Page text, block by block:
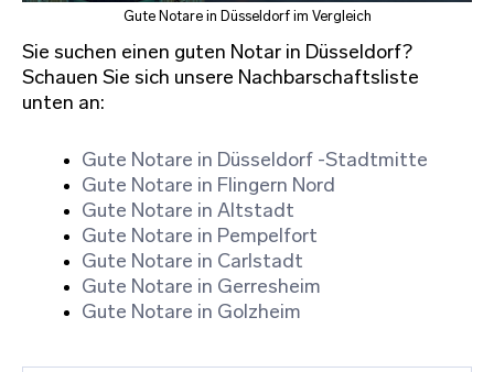
Gute Notare in Düsseldorf im Vergleich
Sie suchen einen guten Notar in Düsseldorf?
Schauen Sie sich unsere Nachbarschaftsliste
unten an:
Gute Notare in Düsseldorf -Stadtmitte
Gute Notare in Flingern Nord
Gute Notare in Altstadt
Gute Notare in Pempelfort
Gute Notare in Carlstadt
Gute Notare in Gerresheim
Gute Notare in Golzheim